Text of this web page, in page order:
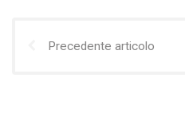
Precedente articolo